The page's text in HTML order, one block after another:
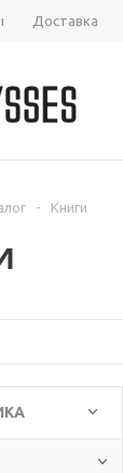
Доставка
- Книги